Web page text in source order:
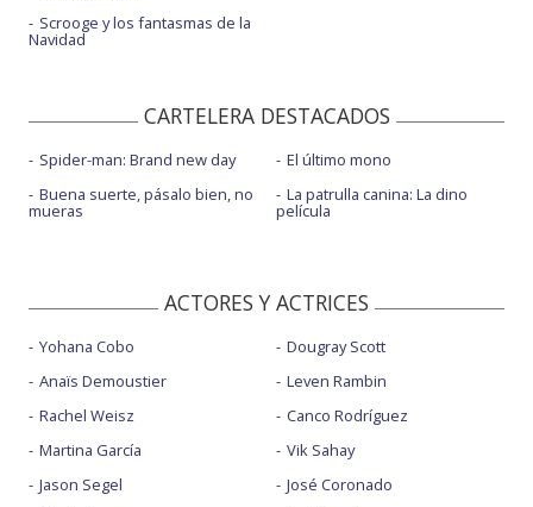
Scrooge y los fantasmas de la
Navidad
CARTELERA DESTACADOS
Spider-man: Brand new day
Buena suerte, pásalo bien, no
mueras
El último mono
La patrulla canina: La dino
película
ACTORES Y ACTRICES
Yohana Cobo
Anaïs Demoustier
Rachel Weisz
Martina García
Jason Segel
Dougray Scott
Leven Rambin
Canco Rodríguez
Vik Sahay
José Coronado